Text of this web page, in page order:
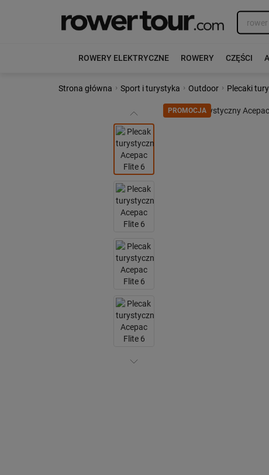
ROWERY ELEKTRYCZNE ROWERY CZĘŚCI
Strona główna › Sport i turystyka › Outdoor › Plecaki
PROMOCJA
Poprzedni